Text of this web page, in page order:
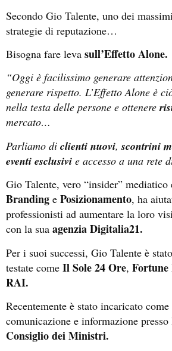
Secondo Gio Talente, uno dei
strategie di reputazione…
Bisogna fare leva sull’Effetto Alone.
“Oggi è facilissimo generare
generare rispetto. L’Effetto Alone è
nella testa delle persone e ottenere
mercato…
Parliamo di clienti nuovi,scontrini
eventi esclusivi e accesso a una rete
Gio Talente, vero “insider” mediatico
Branding e Posizionamento, ha
professionisti ad aumentare la loro
con la sua agenzia Digitalia21.
Per i suoi successi, Gio Talente è
testate come Il Sole 24 Ore,
RAI.
Recentemente è stato incaricato
comunicazione e informazione presso
Consiglio dei Ministri.